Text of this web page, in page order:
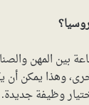
بين المهن
وهذا يمكن أن
وظيفة جديدة.